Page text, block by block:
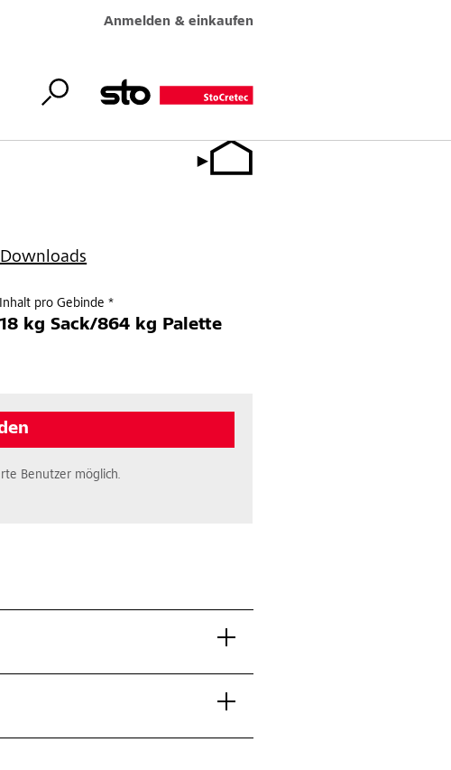
Anmelden & einkaufen
Inhalt pro Gebinde *
18 kg Sack/864 kg Palette
Benutzer möglich.